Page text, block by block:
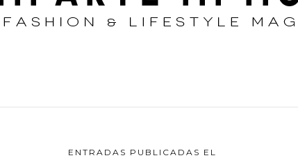
ENTRADAS PUBLICADAS EL